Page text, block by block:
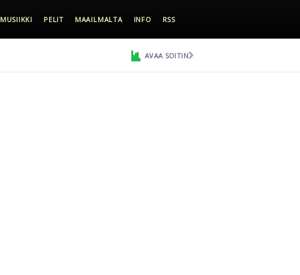
MUSIIKKI PELIT MAAILMALTA INFO RSS
AVAA SOITIN